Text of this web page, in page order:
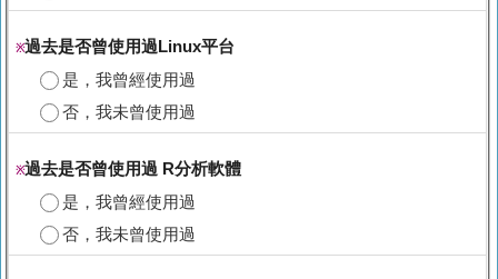
※過去是否曾使用過Linux平台
是，我曾經使用過
否，我未曾使用過
※過去是否曾使用過 R分析軟體
是，我曾經使用過
否，我未曾使用過